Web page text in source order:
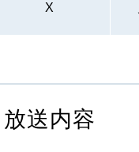
X
放送内容